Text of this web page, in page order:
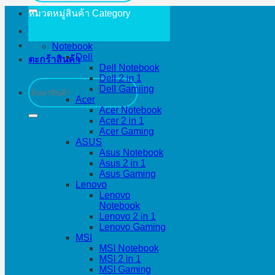
ตะกร้าสินค้า
ค้นหา:
หมวดหมู่สินค้า Category
Notebook
Dell
Dell Notebook
Dell 2 in 1
Dell Gamiing
Acer
Acer Notebook
Acer 2 in 1
Acer Gaming
ASUS
Asus Notebook
Asus 2 in 1
Asus Gaming
Lenovo
Lenovo
Notebook
Lenovo 2 in 1
Lenovo Gaming
MSI
MSI Notebook
MSI 2 in 1
MSI Gaming